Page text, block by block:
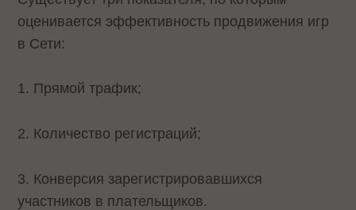
оценивается эффективность продвижения игр
в Сети:
1. Прямой трафик;
2. Количество регистраций;
3. Конверсия зарегистрировавшихся
участников в плательщиков.